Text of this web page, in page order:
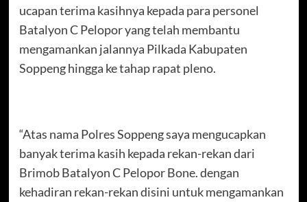
ucapan terima kasihnya kepada para personel
Batalyon C Pelopor yang telah membantu
mengamankan jalannya Pilkada Kabupaten
Soppeng hingga ke tahap rapat pleno.
“Atas nama Polres Soppeng saya mengucapkan
banyak terima kasih kepada rekan-rekan dari
Brimob Batalyon C Pelopor Bone. dengan
kehadiran rekan-rekan disini untuk mengamankan